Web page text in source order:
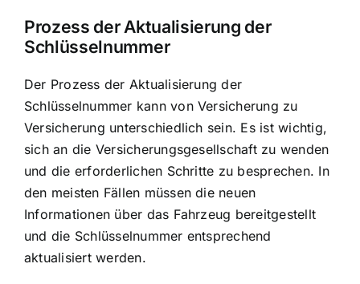
Prozess der Aktualisierung der
Schlüsselnummer
Der Prozess der Aktualisierung der
Schlüsselnummer kann von Versicherung zu
Versicherung unterschiedlich sein. Es ist wichtig,
sich an die Versicherungsgesellschaft zu wenden
und die erforderlichen Schritte zu besprechen. In
den meisten Fällen müssen die neuen
Informationen über das Fahrzeug bereitgestellt
und die Schlüsselnummer entsprechend
aktualisiert werden.